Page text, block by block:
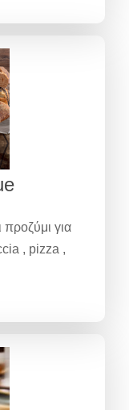
προζύμι για
, pizza ,